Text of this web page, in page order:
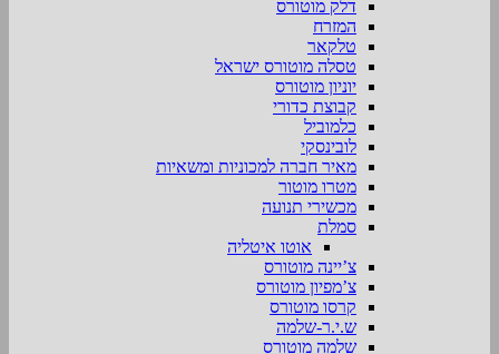
דלק מוטורס
המזרח
טלקאר
טסלה מוטורס ישראל
יוניון מוטורס
קבוצת כדורי
כלמוביל
לובינסקי
מאיר חברה למכוניות ומשאיות
מטרו מוטור
מכשירי תנועה
סמלת
אוטו איטליה
צ’יינה מוטורס
צ’מפיון מוטורס
קרסו מוטורס
ש.י.ר-שלמה
שלמה מוטורס